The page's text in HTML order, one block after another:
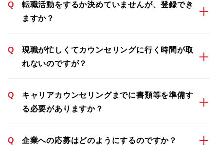
Q
転職活動をするか決めていませんが、登録でき
ますか？
Q
現職が忙しくてカウンセリングに行く時間が取
れないのですが？
Q
キャリアカウンセリングまでに書類等を準備す
る必要がありますか？
Q 企業への応募はどのようにするのですか？